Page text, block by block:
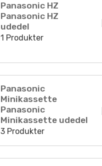
Panasonic HZ
Panasonic HZ
udedel
1 Produkter
Panasonic
Minikassette
Panasonic
Minikassette udedel
3 Produkter